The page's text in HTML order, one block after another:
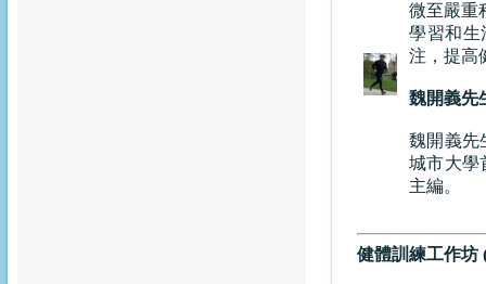
微至嚴重
學習和生
注，提高
魏開義先
魏開義先
城市大學
主編。
健體訓練工作坊